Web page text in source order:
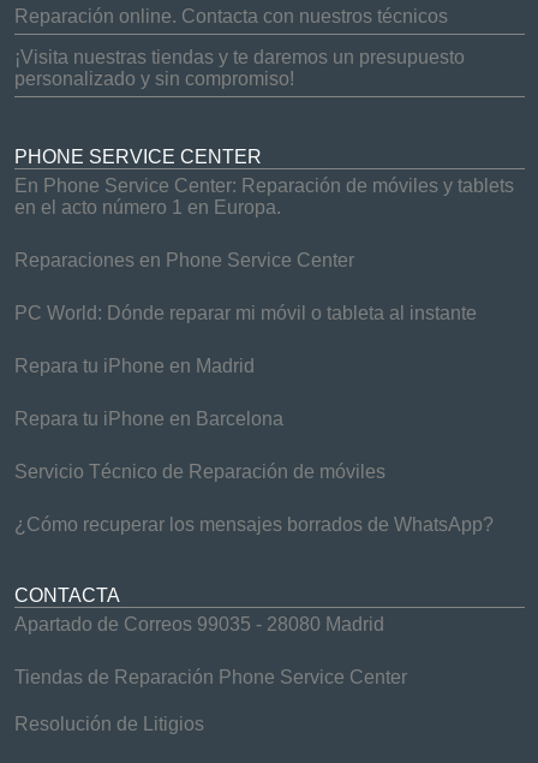
Reparación online. Contacta con nuestros técnicos
¡Visita nuestras tiendas y te daremos un presupuesto
personalizado y sin compromiso!
PHONE SERVICE CENTER
En Phone Service Center: Reparación de móviles y tablets
en el acto número 1 en Europa.
Reparaciones en Phone Service Center
PC World: Dónde reparar mi móvil o tableta al instante
Repara tu iPhone en Madrid
Repara tu iPhone en Barcelona
Servicio Técnico de Reparación de móviles
¿Cómo recuperar los mensajes borrados de WhatsApp?
CONTACTA
Apartado de Correos 99035 - 28080 Madrid
Tiendas de Reparación Phone Service Center
Resolución de Litigios